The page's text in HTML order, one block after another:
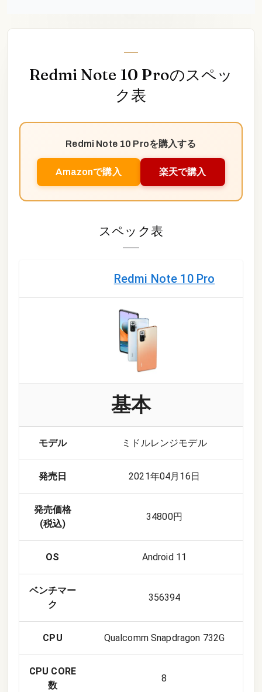
Redmi Note 10 Proのスペッ
ク表
Redmi Note 10 Proを購入する
Amazonで購入 楽天で購入
スペック表
Redmi Note 10 Pro
基本
モデル ミドルレンジモデル
発売日 2021年04月16日
発売価格
(税込)
34800円
OS Android 11
ベンチマー
ク
356394
CPU Qualcomm Snapdragon 732G
CPU CORE
数
8